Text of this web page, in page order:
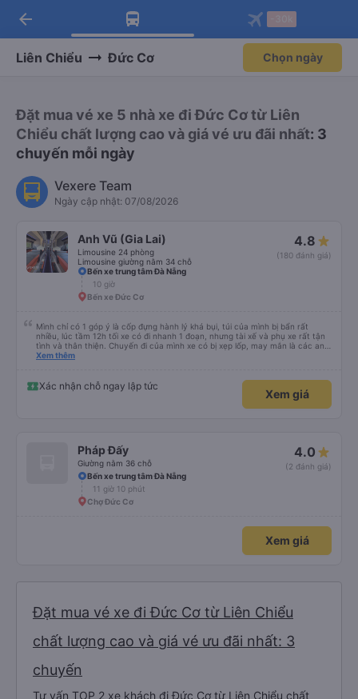
Tải app Vexere ngay!
Nhận ưu đãi thành viên độc
Mở app
Tải app Vexere
-30k/ghế khi đặt vé máy bay qua
Mở app
arrow_back
Liên Chiểu Đức Cơ Chọn ngày
Đặt mua vé xe 5 nhà xe đi Đức Cơ từ Liên
Chiểu chất lượng cao và giá vé ưu đãi nhất: 3
chuyến mỗi ngày
Vexere Team
Ngày cập nhật: 07/08/2026
Anh Vũ (Gia Lai)
Limousine 24 phòng
Limousine giường nằm 34 chỗ
4.8
(180 đánh giá)
Bến xe trung tâm Đà Nẵng
10 giờ
Bến xe Đức Cơ
Mình chỉ có 1 góp ý là cốp đựng hành lý khá bụi, túi của mình bị bẩn rất
nhiều, lúc tầm 12h tối xe có đi nhanh 1 đoạn, nhưng tài xế và phụ xe rất tận
tình và thân thiện. Chuyến đi của mình xe có bị xẹp lốp, may mắn là các anh
dừng ở cây xăng và thay lốp mới khá nhanh. Mong nhà xe khắc phục cốp đỡ
Xem thêm
Xác nhận chỗ ngay lập tức
Xem giá
Pháp Đấy
Giường nằm 36 chỗ
4.0
(2 đánh giá)
Bến xe trung tâm Đà Nẵng
11 giờ 10 phút
Chợ Đức Cơ
Xem giá
Đặt mua vé xe đi Đức Cơ từ Liên Chiểu
chất lượng cao và giá vé ưu đãi nhất: 3
chuyến
Tư vấn TOP 2 xe khách đi Đức Cơ từ Liên Chiểu chất